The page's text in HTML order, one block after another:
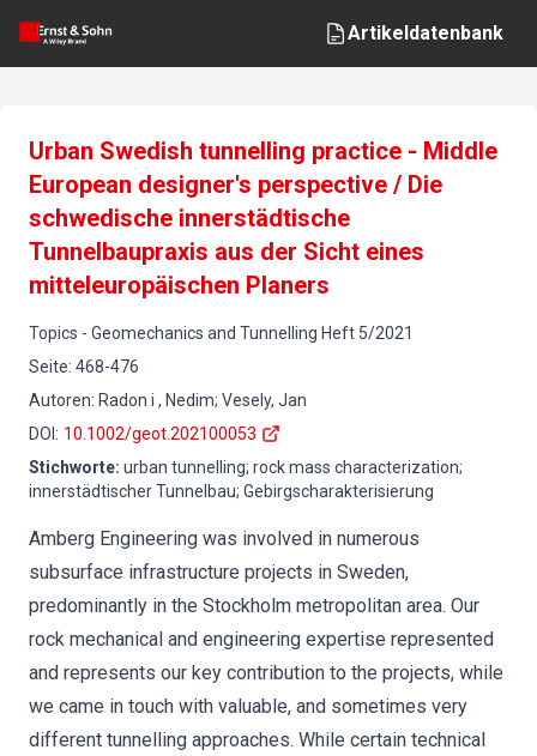
Artikeldatenbank
Urban Swedish tunnelling practice - Middle
European designer's perspective / Die
schwedische innerstädtische
Tunnelbaupraxis aus der Sicht eines
mitteleuropäischen Planers
Topics - Geomechanics and Tunnelling Heft 5/2021
Seite: 468-476
Autoren: Radon i , Nedim; Vesely, Jan
DOI : 10.1002/geot.202100053
Stichworte: urban tunnelling; rock mass characterization;
innerstädtischer Tunnelbau; Gebirgscharakterisierung
Amberg Engineering was involved in numerous
subsurface infrastructure projects in Sweden,
predominantly in the Stockholm metropolitan area. Our
rock mechanical and engineering expertise represented
and represents our key contribution to the projects, while
we came in touch with valuable, and sometimes very
different tunnelling approaches. While certain technical